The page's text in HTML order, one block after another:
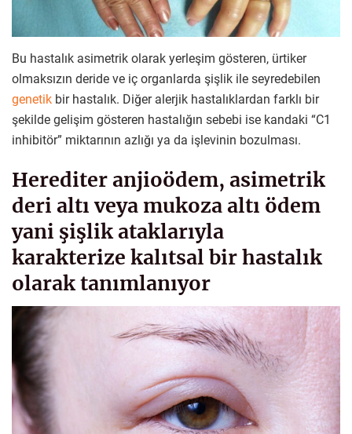
Bu hastalık asimetrik olarak yerleşim gösteren, ürtiker
olmaksızın deride ve iç organlarda şişlik ile seyredebilen
genetik bir hastalık. Diğer alerjik hastalıklardan farklı bir
şekilde gelişim gösteren hastalığın sebebi ise kandaki “C1
inhibitör” miktarının azlığı ya da işlevinin bozulması.
Herediter anjioödem, asimetrik
deri altı veya mukoza altı ödem
yani şişlik ataklarıyla
karakterize kalıtsal bir hastalık
olarak tanımlanıyor